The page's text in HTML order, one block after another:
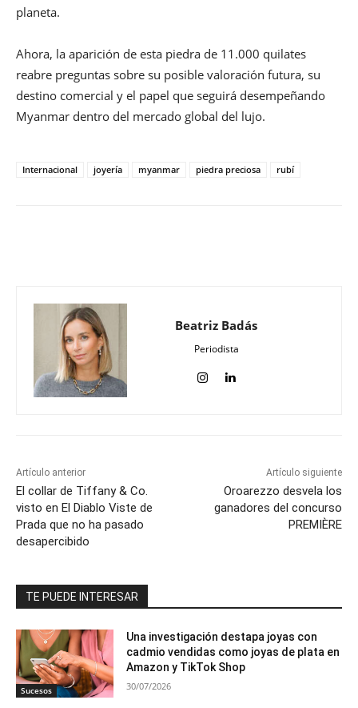
planeta.
Ahora, la aparición de esta piedra de 11.000 quilates
reabre preguntas sobre su posible valoración futura, su
destino comercial y el papel que seguirá desempeñando
Myanmar dentro del mercado global del lujo.
Internacional joyería myanmar piedra preciosa rubí
Beatriz Badás
Periodista
Artículo anterior
El collar de Tiffany & Co.
visto en El Diablo Viste de
Prada que no ha pasado
desapercibido
Artículo siguiente
Oroarezzo desvela los
ganadores del concurso
PREMIÈRE
TE PUEDE INTERESAR
Sucesos
Una investigación destapa joyas con
cadmio vendidas como joyas de plata en
Amazon y TikTok Shop
30/07/2026